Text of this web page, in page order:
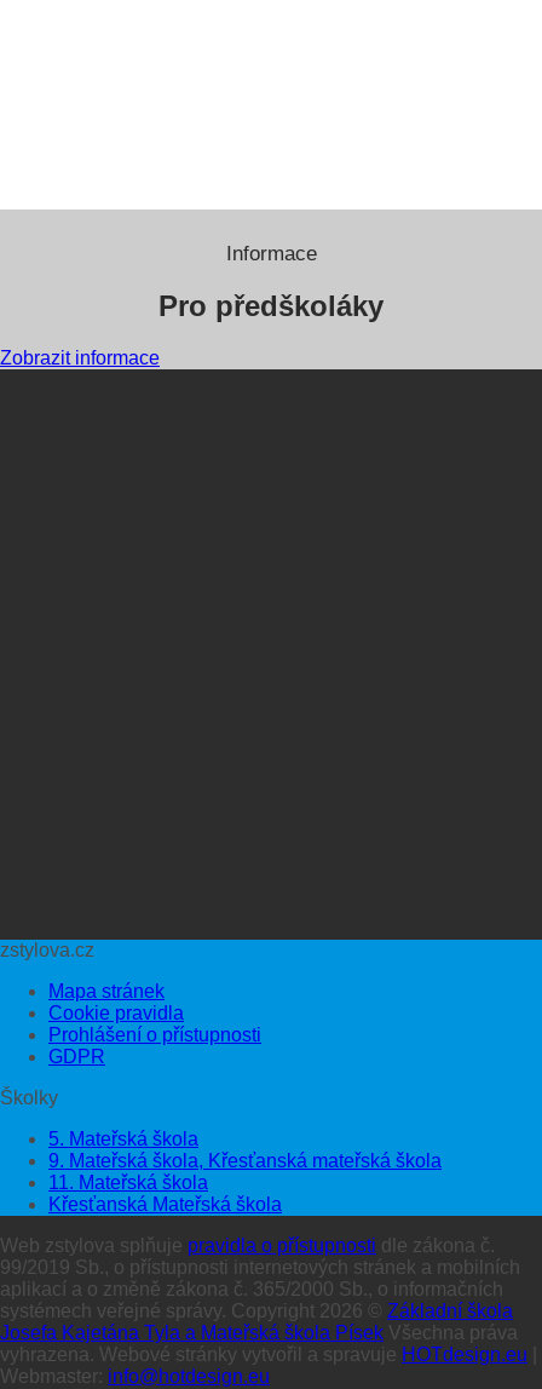
Informace
Pro předškoláky
Zobrazit informace
zstylova.cz
Mapa stránek
Cookie pravidla
Prohlášení o přístupnosti
GDPR
Školky
5. Mateřská škola
9. Mateřská škola, Křesťanská mateřská škola
11. Mateřská škola
Křesťanská Mateřská škola
Web zstylova splňuje pravidla o přístupnosti dle zákona č.
99/2019 Sb., o přístupnosti internetových stránek a mobilních
aplikací a o změně zákona č. 365/2000 Sb., o informačních
systémech veřejné správy. Copyright 2026 © Základní škola
Josefa Kajetána Tyla a Mateřská škola Písek Všechna práva
vyhrazena. Webové stránky vytvořil a spravuje HOTdesign.eu
Webmaster: info@hotdesign.eu